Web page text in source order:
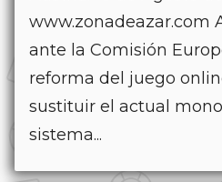
www.zonadeazar.com
ante la Comisión
reforma del juego
sustituir el actual
sistema...